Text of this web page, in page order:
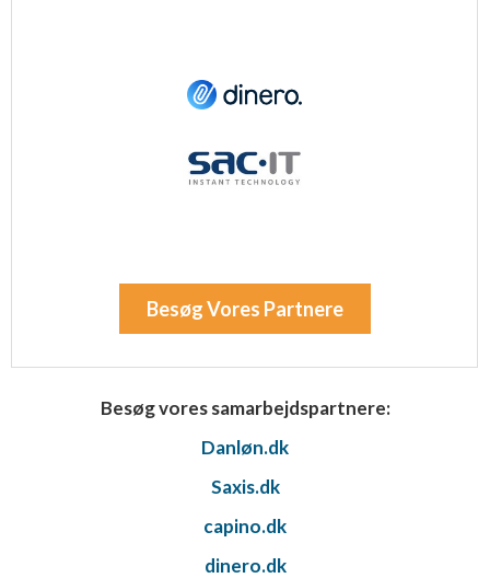
Besøg Vores Partnere
Besøg vores samarbejdspartnere:
Danløn.dk
Saxis.dk
capino.dk
dinero.dk